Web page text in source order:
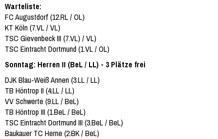
Warteliste:
FC Augustdorf (12.RL / OL)
KT Köln (7.VL / VL)
TSC Gievenbeck III (7.VL) / VL)
TSC Eintracht Dortmund (1.VL / OL)
Sonntag: Herren II (BeL / LL) - 3 Plätze frei
DJK Blau-Weiß Annen (3.LL / LL)
TB Höntrop II (4.LL / LL)
VV Schwerte (9.LL / BeL)
TB Höntrop III (1.BeL / BeL)
TSC Eintracht Dortmund III (3.BeL / BeL)
Baukauer TC Herne (2.BK / BeL)